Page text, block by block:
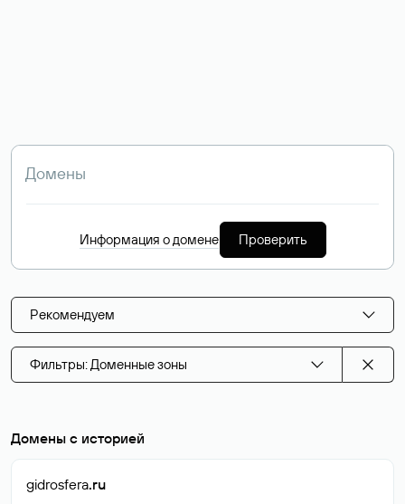
Информация о домене Проверить
Рекомендуем
Фильтры: Доменные зоны
Домены с историей
gidrosfera.ru